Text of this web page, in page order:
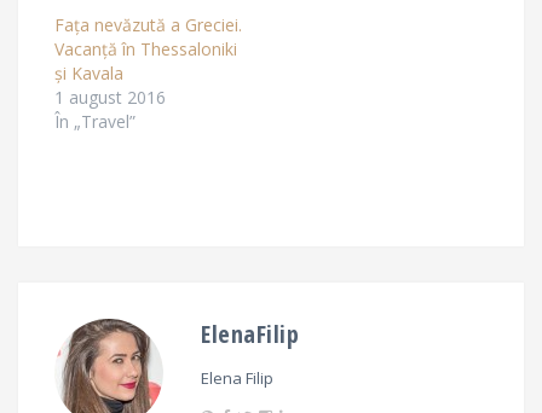
Fața nevăzută a Greciei.
Vacanță în Thessaloniki
și Kavala
1 august 2016
În „Travel”
ElenaFilip
Elena Filip